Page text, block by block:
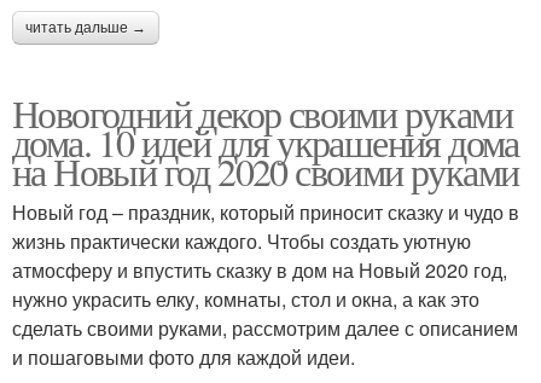
читать дальше →
Новогодний декор своими руками
дома. 10 идей для украшения дома
на Новый год 2020 своими руками
Новый год – праздник, который приносит сказку и чудо в
жизнь практически каждого. Чтобы создать уютную
атмосферу и впустить сказку в дом на Новый 2020 год,
нужно украсить елку, комнаты, стол и окна, а как это
сделать своими руками, рассмотрим далее с описанием
и пошаговыми фото для каждой идеи.